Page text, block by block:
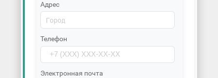
Адрес
Телефон
Электронная почта